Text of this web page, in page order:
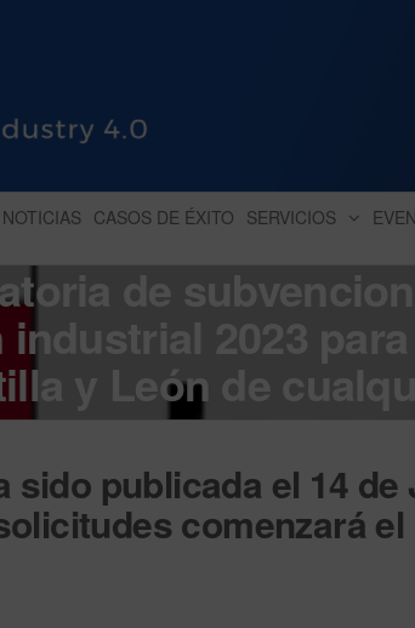
INDUSTRY 4.0
NOTICIAS CASOS DE ÉXITO SERVICIOS
de
2023
y León de
sido publicada el 14 de
comenzará